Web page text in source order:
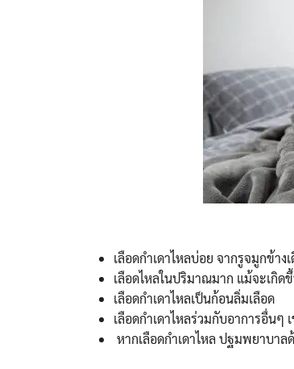
เลือดกำเดาไหลบ่อย จากรูจมูกข้าง
เลือดไหลในปริมาณมาก แม้จะเกิ
เลือดกำเดาไหลเป็นก้อนลิ่มเลือด
เลือดกำเดาไหลร่วมกับอาการอื่น
หากเลือดกำเดาไหล ปฐมพยาบา